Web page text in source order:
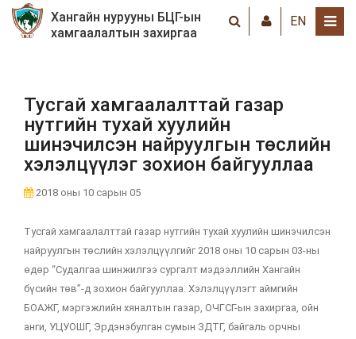
Хангайн нурууны БЦГ-ын
хамгаалалтын захиргаа
EN
Тусгай хамгаалалттай газар
нутгийн тухай хуулийн
шинэчилсэн найруулгын төслийн
хэлэлцүүлэг зохион байгууллаа
2018 оны 10 сарын 05
Тусгай хамгаалалттай газар нутгийн тухай хуулийн шинэчилсэн
найруулгын төслийн хэлэлцүүлгийг 2018 оны 10 сарын 03-ны
өдөр “Судалгаа шинжилгээ сургалт мэдээллийн Хангайн
бүсийн төв”-д зохион байгууллаа. Хэлэлцүүлэгт аймгийн
БОАЖГ, мэргэжлийн хяналтын газар, ОЧГСГ-ын захиргаа, ойн
анги, УЦУОШГ, Эрдэнэбулган сумын ЗДТГ, байгаль орчны